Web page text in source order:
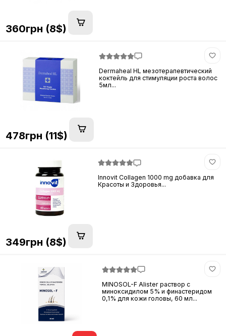
360грн (8$)
Dermaheal HL мезотерапевтический
коктейль для стимуляции роста волос
5мл...
478грн (11$)
Innovit Collagen 1000 mg добавка для
Красоты и Здоровья...
349грн (8$)
MINOSOL-F Alister раствор с
миноксидилом 5% и финастеридом
0,1% для кожи головы, 60 мл...